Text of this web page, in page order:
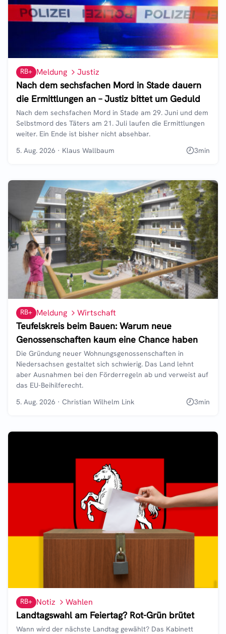
RB+ Meldung Justiz
Nach dem sechsfachen Mord in Stade dauern
die Ermittlungen an – Justiz bittet um Geduld
Nach dem sechsfachen Mord in Stade am 29. Juni und dem
Selbstmord des Täters am 21. Juli laufen die Ermittlungen
weiter. Ein Ende ist bisher nicht absehbar.
5. Aug. 2026 · Klaus Wallbaum 3min
RB+ Meldung Wirtschaft
Teufelskreis beim Bauen: Warum neue
Genossenschaften kaum eine Chance haben
Die Gründung neuer Wohnungsgenossenschaften in
Niedersachsen gestaltet sich schwierig. Das Land lehnt
aber Ausnahmen bei den Förderregeln ab und verweist auf
das EU-Beihilferecht.
5. Aug. 2026 · Christian Wilhelm Link 3min
RB+ Notiz Wahlen
Landtagswahl am Feiertag? Rot-Grün brütet
Wann wird der nächste Landtag gewählt? Das Kabinett